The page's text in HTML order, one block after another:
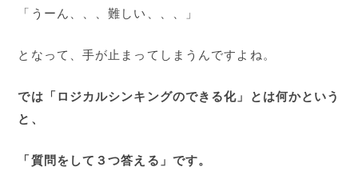
「うーん、、、難しい、、、」
となって、手が止まってしまうんですよね。
では「ロジカルシンキングのできる化」とは何かという
と、
「質問をして３つ答える」です。